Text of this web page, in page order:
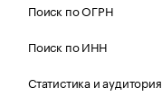
Поиск по ОГРН
Поиск по ИНН
Статистика и аудитория